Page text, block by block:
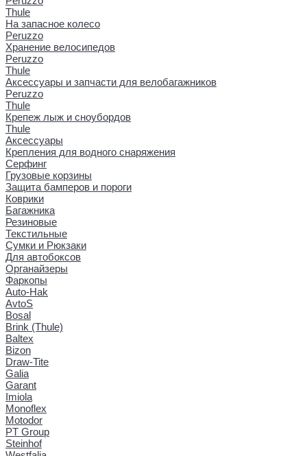
Thule
На запасное колесо
Peruzzo
Хранение велосипедов
Peruzzo
Thule
Аксессуары и запчасти для велобагажников
Peruzzo
Thule
Крепеж лыж и сноубордов
Thule
Аксессуары
Крепления для водного снаряжения
Серфинг
Грузовые корзины
Защита бамперов и пороги
Коврики
Багажника
Резиновые
Текстильные
Сумки и Рюкзаки
Для автобоксов
Органайзеры
Фаркопы
Auto-Hak
AvtoS
Bosal
Brink (Thule)
Baltex
Bizon
Draw-Tite
Galia
Garant
Imiola
Monoflex
Motodor
PT Group
Steinhof